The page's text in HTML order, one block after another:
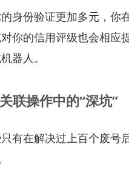
身份验证更加多元，你
你的信用评级也会相应
器人。
联操作中的“深坑”
有在解决过上百个废号